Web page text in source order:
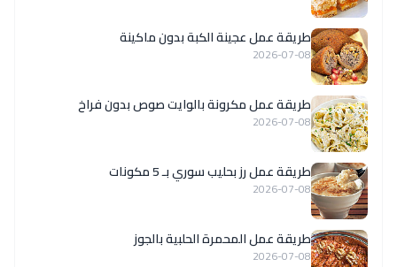
طريقة عمل عجينة الكبة بدون ماكينة
2026-07-08
طريقة عمل مكرونة بالوايت صوص بدون فراخ
2026-07-08
طريقة عمل رز بحليب سوري بـ 5 مكونات
2026-07-08
طريقة عمل المحمرة الحلبية بالجوز
2026-07-08